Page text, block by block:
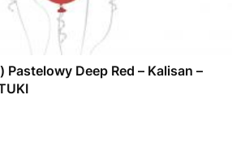
Pastelowy Deep Red – Kalisan –